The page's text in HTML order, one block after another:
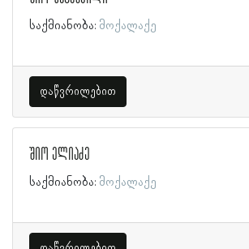
საქმიანობა: მოქალაქე
დაწვრილებით
შიო ელიაძე
საქმიანობა: მოქალაქე